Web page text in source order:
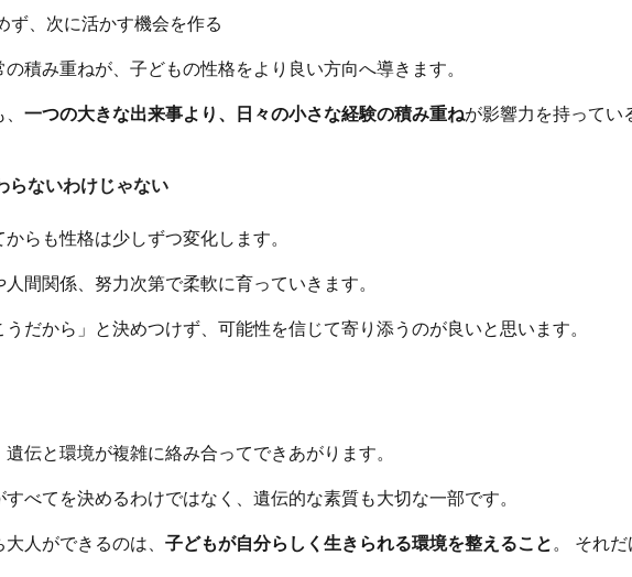
ず、次に活かす機会を作る
の積み重ねが、子どもの性格をより良い方向へ導きます。
一つの大きな出来事より、日々の小さな経験の積み重ねが影響力を持ってい
らないわけじゃない
らも性格は少しずつ変化します。
人間関係、努力次第で柔軟に育っていきます。
うだから」と決めつけず、可能性を信じて寄り添うのが良いと思います。
遺伝と環境が複雑に絡み合ってできあがります。
べてを決めるわけではなく、遺伝的な素質も大切な一部です。
人ができるのは、 子どもが自分らしく生きられる環境を整えること 。 それだ